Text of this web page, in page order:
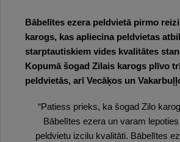
Bābelītes ezera peldvietā pirmo
karogs, kas apliecina peldvietas
starptautiskiem vides kvalitātes
Kopumā šogad Zilais karogs plīvo
peldvietās, arī Vecāķos un
“Patiess prieks, ka šogad Zilo
Bābelītes ezera un varam
peldvietu izcilu kvalitāti. Bābelītes